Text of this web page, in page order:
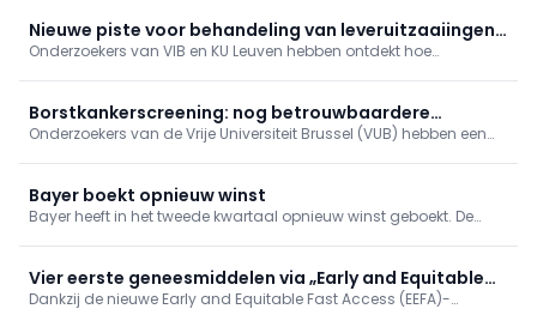
Nieuwe piste voor behandeling van leveruitzaaiingen
ontdekt
Onderzoekers van VIB en KU Leuven hebben ontdekt hoe
Borstkankerscreening: nog betrouwbaardere
simulatiemodellen
Onderzoekers van de Vrije Universiteit Brussel (VUB) hebben een
borstkankerscreening.
Bayer boekt opnieuw winst
Bayer heeft in het tweede kwartaal opnieuw winst geboekt. De
daling van de kosten voor juridische geschillen, met name rond
het onkruidverdelgingsmiddel Roundup.
Vier eerste geneesmiddelen via „Early and Equitable
Access“
Dankzij de nieuwe Early and Equitable Fast Access (EEFA)-